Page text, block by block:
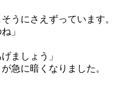
うにさえずっています。
」
ましょう」
急に暗くなりました。